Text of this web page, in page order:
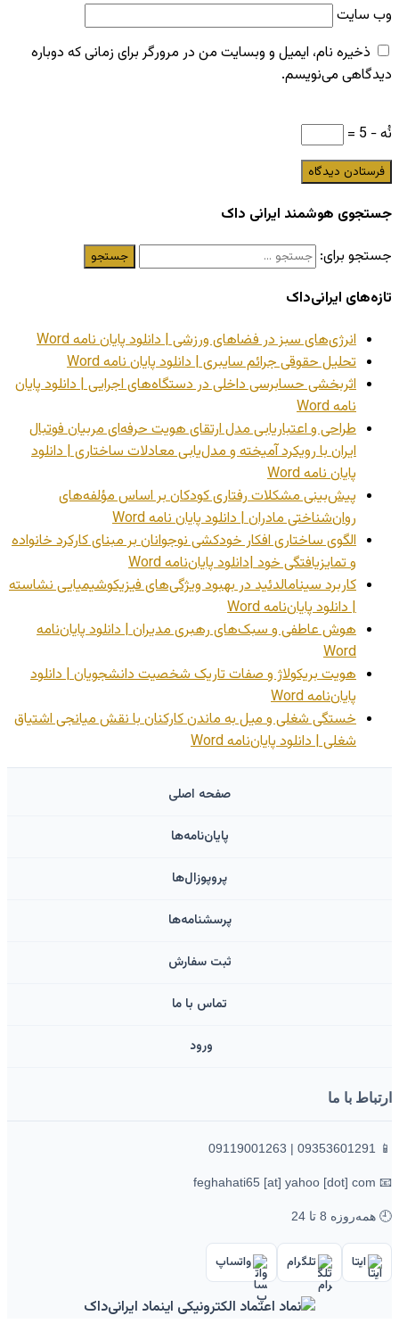
وب‌ سایت
ذخیره نام، ایمیل و وبسایت من در مرورگر برای زمانی که دوباره
دیدگاهی می‌نویسم.
نُه − 5 =
جستجوی هوشمند ایرانی داک
جستجو برای:
تازه‌های ایرانی‌داک
انرژی‌های سبز در فضاهای ورزشی | دانلود پایان نامه Word
تحلیل حقوقی جرائم سایبری | دانلود پایان نامه Word
اثربخشی حسابرسی داخلی در دستگاه‌های اجرایی | دانلود پایان
نامه Word
طراحی و اعتباریابی مدل ارتقای هویت حرفه‌ای مربیان فوتبال
ایران با رویکرد آمیخته و مدل‌یابی معادلات ساختاری | دانلود
پایان نامه Word
پیش‌بینی مشکلات رفتاری کودکان بر اساس مؤلفه‌های
روان‌شناختی مادران | دانلود پایان نامه Word
الگوی ساختاری افکار خودکشی نوجوانان بر مبنای کارکرد خانواده
و تمایزیافتگی خود |دانلود پایان‌نامه Word
کاربرد سینامالدئید در بهبود ویژگی‌های فیزیکوشیمیایی نشاسته
| دانلود پایان‌نامه Word
هوش عاطفی و سبک‌های رهبری مدیران | دانلود پایان‌نامه
Word
هویت بریکولاژ و صفات تاریک شخصیت دانشجویان | دانلود
پایان‌نامه Word
خستگی شغلی و میل به ماندن کارکنان با نقش میانجی اشتیاق
شغلی | دانلود پایان‌نامه Word
صفحه اصلی
پایان‌نامه‌ها
پروپوزال‌ها
پرسشنامه‌ها
ثبت سفارش
تماس با ما
ورود ‌
ارتباط با ما
📱 09353601291 | 09119001263
📧 feghahati65 [at] yahoo [dot] com
🕘 همه‌روزه 8 تا 24
ایتا تلگرام واتساپ